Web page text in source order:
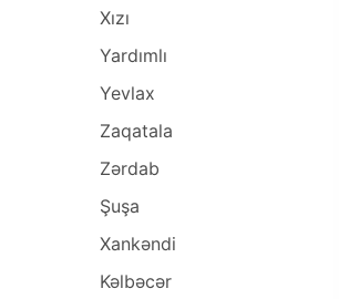
Xızı
Yardımlı
Yevlax
Zaqatala
Zərdab
Şuşa
Xankəndi
Kəlbəcər